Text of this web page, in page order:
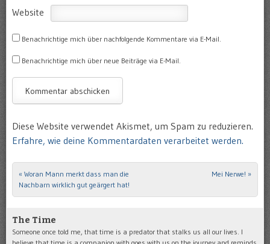
Website
Benachrichtige mich über nachfolgende Kommentare via E-Mail.
Benachrichtige mich über neue Beiträge via E-Mail.
Diese Website verwendet Akismet, um Spam zu reduzieren.
Erfahre, wie deine Kommentardaten verarbeitet werden.
Post navigation
« Woran Mann merkt dass man die
Nachbarn wirklich gut geärgert hat!
Mei Nerwe! »
The Time
Someone once told me, that time is a predator that stalks us all our lives. I